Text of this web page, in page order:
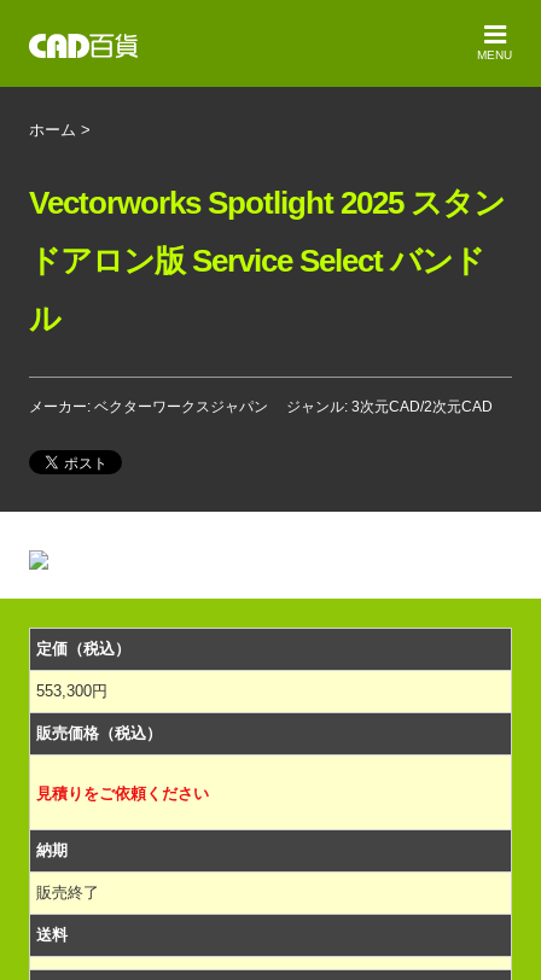
MENU
ホーム >
Vectorworks Spotlight 2025 スタン
ドアロン版 Service Select バンド
ル
メーカー: ベクターワークスジャパン ジャンル: 3次元CAD/2次元CAD
定価（税込）
553,300円
販売価格（税込）
見積りをご依頼ください
納期
販売終了
送料